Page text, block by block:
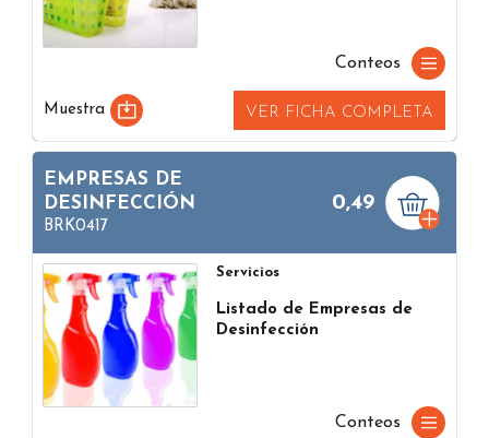
Conteos
Muestra VER FICHA COMPLETA
EMPRESAS DE
DESINFECCIÓN
BRK0417
0,49
Servicios
Listado de Empresas de
Desinfección
Conteos